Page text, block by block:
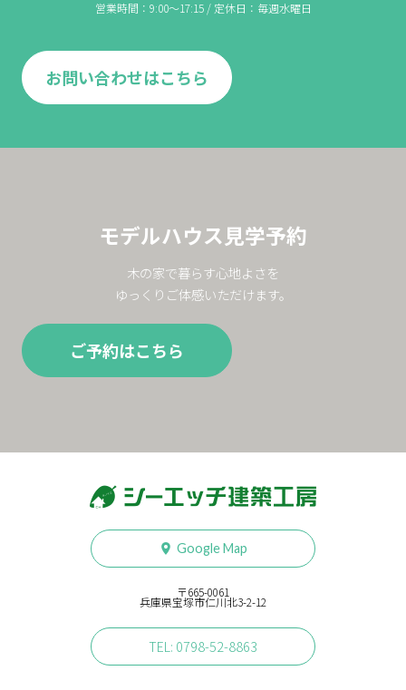
営業時間：9:00〜17:15 / 定休日：毎週水曜日
お問い合わせはこちら
モデルハウス見学予約
木の家で暮らす心地よさを
ゆっくりご体感いただけます。
ご予約はこちら
〒665-0061
兵庫県宝塚市仁川北3-2-12
Google Map
TEL: 0798-52-8863